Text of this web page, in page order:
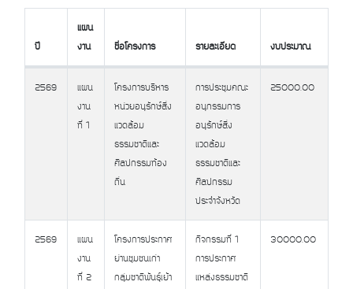
ปี
แผน
งาน
ชื่อโครงการ รายละเอียด งบประมาณ
2569
แผน
งาน
ที่ 1
โครงการบริหาร
หน่วยอนุรักษ์สิ่ง
แวดล้อม
ธรรมชาติและ
ศิลปกรรมท้อง
ถิ่น
การประชุมคณะ
อนุกรรมการ
อนุรักษ์สิ่ง
แวดล้อม
ธรรมชาติและ
ศิลปกรรม
ประจำจังหวัด
25000.00
2569
แผน
งาน
ที่ 2
โครงการประกาศ
ย่านชุมชนเก่า
กลุ่มชาติพันธุ์เย้า
กิจกรรมที่ 1
การประกาศ
แหล่งธรรมชาติ
30000.00